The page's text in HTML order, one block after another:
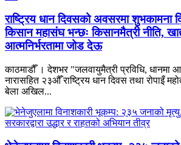
राष्ट्रिय धान दिवसको अवसरमा शुभकामना
किसान महासंघ भन्छः किसानमैत्री नीति,
आत्मनिर्भरतामा जोड देऊ
काठमाडौँ । देशभर "जलवायुमैत्री प्रविधि, धानमा
नारासहित २३औँ राष्ट्रिय धान दिवस तथा रोपाइँ
बेला अखिल...